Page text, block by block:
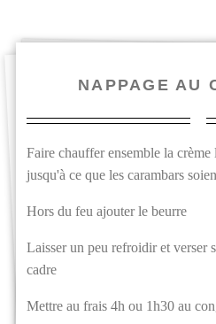
NAPPAGE AU
Faire chauffer ensemble la crème
jusqu'à ce que les carambars
Hors du feu ajouter le beurre
Laisser un peu refroidir et verser
cadre
Mettre au frais 4h ou 1h30 au